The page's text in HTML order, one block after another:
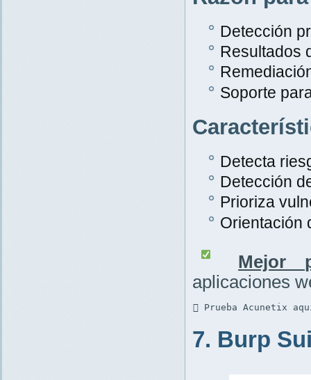
Detección
Resultados
Soporte
Detecta
Detección
Prioriza
Orientación
Mejor
aplicaciones
 Prueba Acunetix
7. Burp